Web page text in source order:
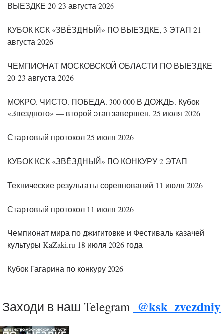
ВЫЕЗДКЕ 20-23 августа 2026
КУБОК КСК «ЗВЁЗДНЫЙ» ПО ВЫЕЗДКЕ, 3 ЭТАП 21
августа 2026
ЧЕМПИОНАТ МОСКОВСКОЙ ОБЛАСТИ ПО ВЫЕЗДКЕ
20-23 августа 2026
МОКРО. ЧИСТО. ПОБЕДА. 300 000 В ДОЖДЬ. Кубок
«Звёздного» — второй этап завершён, 25 июля 2026
Стартовый протокол 25 июля 2026
КУБОК КСК «ЗВЁЗДНЫЙ» ПО КОНКУРУ 2 ЭТАП
Технические результаты соревнований 11 июля 2026
Стартовый протокол 11 июля 2026
Чемпионат мира по джигитовке и Фестиваль казачей
культуры KaZaki.ru 18 июля 2026 года
Кубок Гагарина по конкуру 2026
Заходи в наш Telegram @ksk_zvezdniy